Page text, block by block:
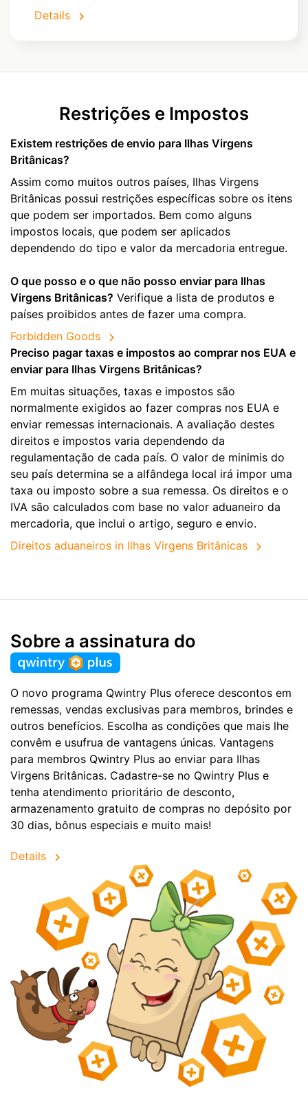
Details
Restrições e Impostos
Existem restrições de envio para Ilhas Virgens
Britânicas?
Assim como muitos outros países, Ilhas Virgens
Britânicas possui restrições específicas sobre os itens
que podem ser importados. Bem como alguns
impostos locais, que podem ser aplicados
dependendo do tipo e valor da mercadoria entregue.
O que posso e o que não posso enviar para Ilhas
Virgens Britânicas? Verifique a lista de produtos e
países proibidos antes de fazer uma compra.
Forbidden Goods
Preciso pagar taxas e impostos ao comprar nos EUA e
enviar para Ilhas Virgens Britânicas?
Em muitas situações, taxas e impostos são
normalmente exigidos ao fazer compras nos EUA e
enviar remessas internacionais. A avaliação destes
direitos e impostos varia dependendo da
regulamentação de cada país. O valor de minimis do
seu país determina se a alfândega local irá impor uma
taxa ou imposto sobre a sua remessa. Os direitos e o
IVA são calculados com base no valor aduaneiro da
mercadoria, que inclui o artigo, seguro e envio.
Direitos aduaneiros in Ilhas Virgens Britânicas
Sobre a assinatura do
O novo programa Qwintry Plus oferece descontos em
remessas, vendas exclusivas para membros, brindes e
outros benefícios. Escolha as condições que mais lhe
convêm e usufrua de vantagens únicas. Vantagens
para membros Qwintry Plus ao enviar para Ilhas
Virgens Britânicas. Cadastre-se no Qwintry Plus e
tenha atendimento prioritário de desconto,
armazenamento gratuito de compras no depósito por
30 dias, bônus especiais e muito mais!
Details